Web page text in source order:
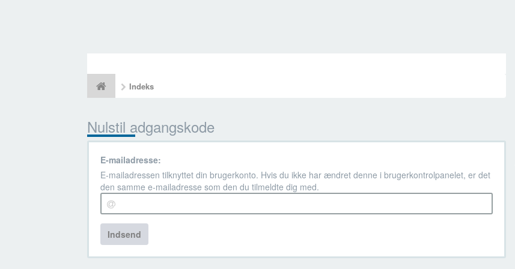
Indeks
Nulstil adgangskode
E-mailadresse:
E-mailadressen tilknyttet din brugerkonto. Hvis du ikke har ændret denne i brugerkontrolpanelet, er det
den samme e-mailadresse som den du tilmeldte dig med.
Indsend